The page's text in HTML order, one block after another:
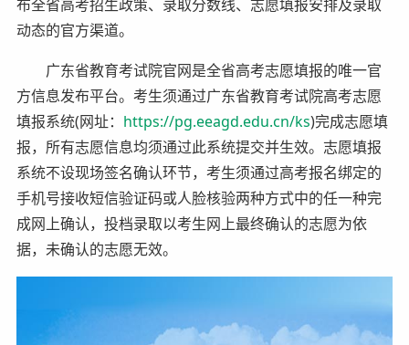
布全省高考招生政策、录取分数线、志愿填报安排及录取
动态的官方渠道。
广东省教育考试院官网是全省高考志愿填报的唯一官
方信息发布平台。考生须通过广东省教育考试院高考志愿
填报系统(网址： https://pg.eeagd.edu.cn/ks)完成志愿填
报，所有志愿信息均须通过此系统提交并生效。志愿填报
系统不设现场签名确认环节，考生须通过高考报名绑定的
手机号接收短信验证码或人脸核验两种方式中的任一种完
成网上确认，投档录取以考生网上最终确认的志愿为依
据，未确认的志愿无效。